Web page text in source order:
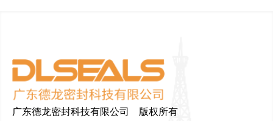
广东德龙密封科技有限公司 版权所有